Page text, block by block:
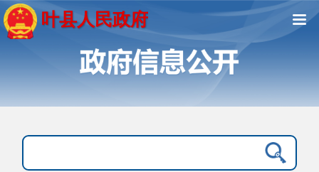
叶县人民政府